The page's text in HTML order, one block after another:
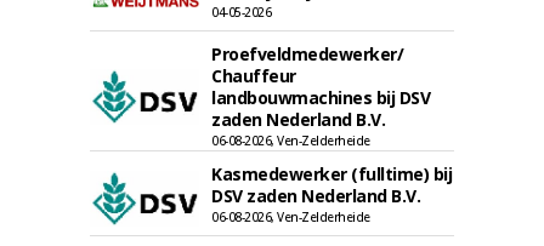
04-05-2026
Proefveldmedewerker/
Chauffeur
landbouwmachines bij DSV
zaden Nederland B.V.
06-08-2026, Ven-Zelderheide
Kasmedewerker (fulltime) bij
DSV zaden Nederland B.V.
06-08-2026, Ven-Zelderheide